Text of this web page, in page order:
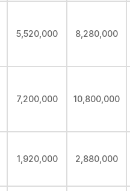
5,520,000 8,280,000
7,200,000 10,800,000
1,920,000 2,880,000